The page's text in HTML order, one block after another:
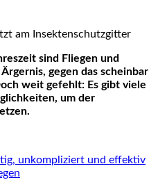
gegen das scheinbar
weit gefehlt: Es gibt viele
um der
unkompliziert und effektiv